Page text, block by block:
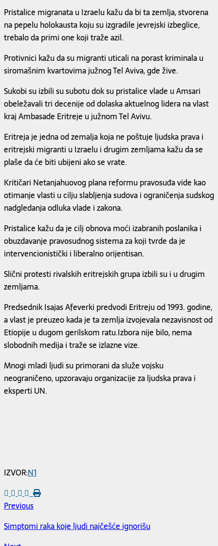
Pristalice migranata u Izraelu kažu da bi ta zemlja, stvorena
na pepelu holokausta koju su izgradile jevrejski izbeglice,
trebalo da primi one koji traže azil.
Protivnici kažu da su migranti uticali na porast kriminala u
siromašnim kvartovima južnog Tel Aviva, gde žive.
Sukobi su izbili su subotu dok su pristalice vlade u Amsari
obeležavali tri decenije od dolaska aktuelnog lidera na vlast
kraj Ambasade Eritreje u južnom Tel Avivu.
Eritreja je jedna od zemalja koja ne poštuje ljudska prava i
eritrejski migranti u Izraelu i drugim zemljama kažu da se
plaše da će biti ubijeni ako se vrate.
Kritičari Netanjahuovog plana reformu pravosuđa vide kao
otimanje vlasti u cilju slabljenja sudova i ograničenja sudskog
nadgledanja odluka vlade i zakona.
Pristalice kažu da je cilj obnova moći izabranih poslanika i
obuzdavanje pravosudnog sistema za koji tvrde da je
intervencionistički i liberalno orijentisan.
Slični protesti rivalskih eritrejskih grupa izbili su i u drugim
zemljama.
Predsednik Isajas Afeverki predvodi Eritreju od 1993. godine,
a vlast je preuzeo kada je ta zemlja izvojevala nezavisnost od
Etiopije u dugom gerilskom ratu.Izbora nije bilo, nema
slobodnih medija i traže se izlazne vize.
Mnogi mladi ljudi su primorani da služe vojsku
neograničeno, upzoravaju organizacije za ljudska prava i
eksperti UN.
IZVOR:N1
Previous
Simptomi raka koje ljudi najčešće ignorišu